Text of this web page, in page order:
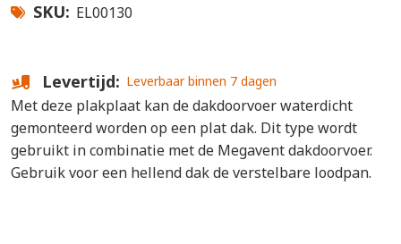
SKU EL00130
Levertijd Leverbaar binnen 7 dagen
Met deze plakplaat kan de dakdoorvoer waterdicht
gemonteerd worden op een plat dak. Dit type wordt
gebruikt in combinatie met de Megavent dakdoorvoer.
Gebruik voor een hellend dak de verstelbare loodpan.